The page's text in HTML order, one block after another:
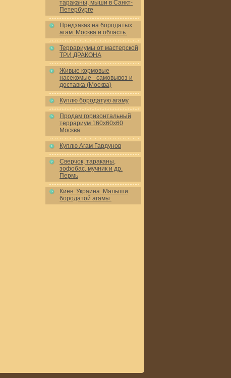
тараканы, мыши в Санкт-
Петербурге
Предзаказ на бородатых
агам. Москва и область.
Террариумы от мастерской
ТРИ ДРАКОНА
Живые кормовые
насекомые - самовывоз и
доставка (Москва)
Куплю бородатую агаму
Продам горизонтальный
террариум 160x60x60
Москва
Куплю Агам Гардунов
Сверчок, тараканы,
зофобас, мучник и др.
Пермь
Киев. Украина. Малыши
бородатой агамы.